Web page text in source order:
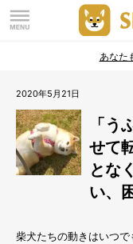
あなた
2020年5月21日
「
せて
とな
い、
柴犬たちの動きはいつ